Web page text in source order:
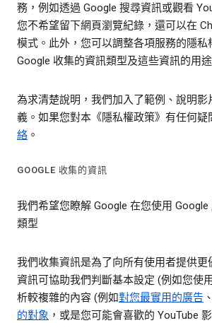
務，例如透過 Google 搜尋資訊或觀看
您不希望留下網頁瀏覽紀錄，還可以在
模式。此外，您可以調整各項服務的隱私
Google 收集的資訊類型及這些資訊的用途
為求清楚說明，我們加入了範例、說明影
義。如果您對本《隱私權政策》有任何疑
絡 。
GOOGLE 收集的資訊
我們希望您瞭解 Google 在您使用
類型
我們收集資訊是為了向所有使用者提供更
資訊可協助我們判斷基本設定 (例如您使
析較複雜的內容 (例如對您最實用的廣告 、
的對象 ，或是您可能會喜歡的 YouTube